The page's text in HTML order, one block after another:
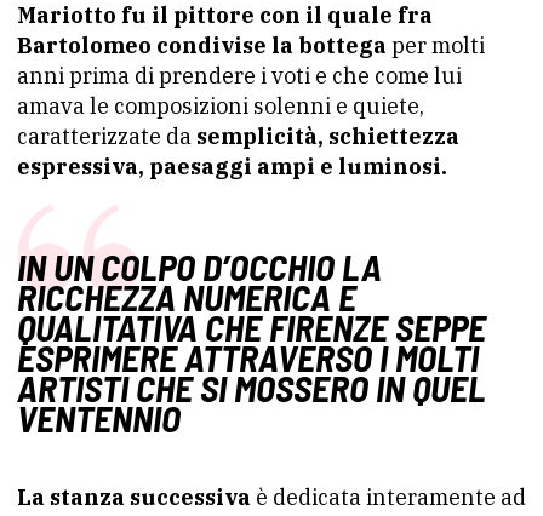
Mariotto fu il pittore con il quale fra
Bartolomeo condivise la bottega per molti
anni prima di prendere i voti e che come lui
amava le composizioni solenni e quiete,
caratterizzate da semplicità, schiettezza
espressiva, paesaggi ampi e luminosi.
IN UN COLPO D’OCCHIO LA
RICCHEZZA NUMERICA E
QUALITATIVA CHE FIRENZE SEPPE
ESPRIMERE ATTRAVERSO I MOLTI
ARTISTI CHE SI MOSSERO IN QUEL
VENTENNIO
La stanza successiva è dedicata interamente ad